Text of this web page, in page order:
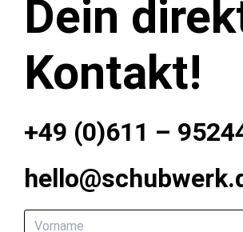
Dein
Kontakt!
+49 (0)611 –